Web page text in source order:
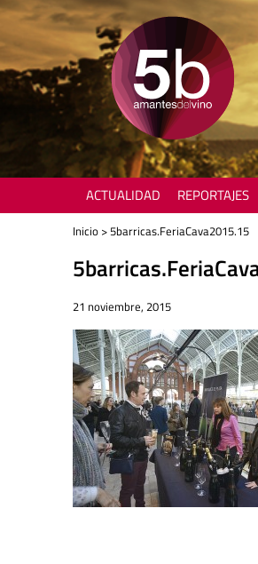
ACTUALIDAD REPORTAJES
Inicio > 5barricas.FeriaCava2015.15
21 noviembre, 2015